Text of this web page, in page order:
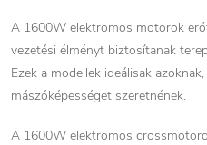
A 1600W elektromos motorok
vezetési élményt biztosítanak
Ezek a modellek ideálisak
mászóképességet szeretnének.
A 1600W elektromos